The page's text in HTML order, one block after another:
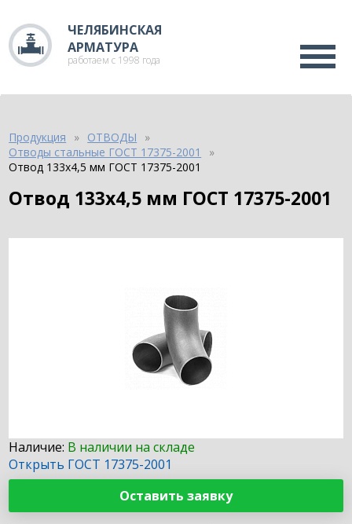
ЧЕЛЯБИНСКАЯ
АРМАТУРА
работаем с 1998 года
Продукция
ОТВОДЫ
Отводы стальные ГОСТ 17375-2001
Отвод 133х4,5 мм ГОСТ 17375-2001
Отвод 133х4,5 мм ГОСТ 17375-2001
Наличие: В наличии на складе
Открыть ГОСТ 17375-2001
Оставить заявку